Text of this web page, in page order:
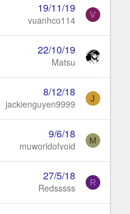
19/11/19
vuanhco114 V
22/10/19
Matsu
8/12/18
jackienguyen9999 J
9/6/18
muworldofvoid M
27/5/18
Redsssss R